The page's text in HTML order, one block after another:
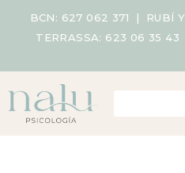
BCN: 627 062 371 | RUBÍ Y
TERRASSA: 623 06 35 43